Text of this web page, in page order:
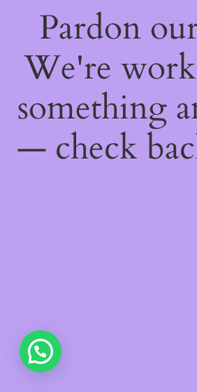
Pardon
We're
something
— check